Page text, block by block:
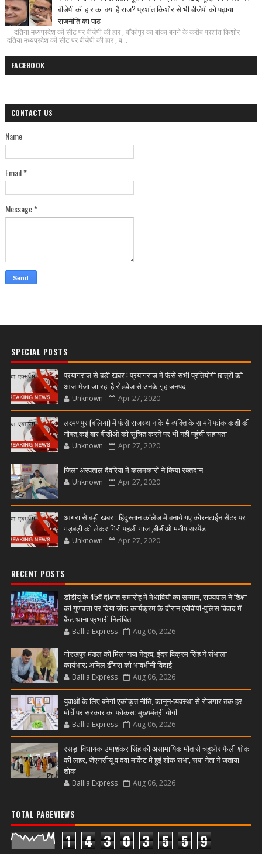
बीजेपी की हार का क्या है राज? प्रशांत किशोर से भी बीजेपी को पढ़ाया
राजनीति का पाठ
दतिया मध्यप्रदेश की सीट पर बीजेपी की हार , बाँकीपुर का बांका बनने के करीब प्रशांत किशोर
दतिया मध्यप्रदेश की सीट पर बीजेपी की हार , ब...
FACEBOOK
CONTACT US
Name
Email*
Message*
SPECIAL POSTS
प्रयागराज से बड़ी खबर : प्रयागराज में फंसे सभी प्रतियोगी छात्रों को
आज भेजा जा रहा है रोडवेज से उनके गृह जनपद
Unknown Apr 27, 2020
लक्ष्मणपुर (बलिया) में फंसे राजस्थान के 4 व्यक्ति के सामने फांकाकशी की
नौबत,कई बार बीडीओ को सूचित करने पर भी नही पहुंची सहायता
Unknown Apr 27, 2020
जिला अस्पताल देवरिया में कलमकारों ने किया रक्तदान
Unknown Apr 27, 2020
आगरा से बड़ी खबर : हिंदुस्तान कॉलेज में बनाये गए कोरनटाईन सेंटर पर
गड़बड़ी को लेकर गिरी पहली गाज ,बीडीओ मनीष सस्पेंड
Unknown Apr 27, 2020
RECENT POSTS
डीडीयू के 45वें दीक्षांत समारोह में मेधावियों का सम्मान, राज्यपाल ने शिक्षा
की गुणवत्ता पर दिया जोर; कार्यक्रम के दौरान एबीवीपी-पुलिस विवाद में
कैंट थाना प्रभारी निलंबित
Ballia Express Aug 06, 2026
गोरखपुर मंडल को मिला नया नेतृत्व, इंद्र विक्रम सिंह ने संभाला
कार्यभार; अनिल ढींगरा को भावभीनी विदाई
Ballia Express Aug 06, 2026
युवाओं के लिए बनेगी एकीकृत नीति, कानून-व्यवस्था से रोजगार तक हर
मोर्चे पर सरकार का फोकस: मुख्यमंत्री योगी
Ballia Express Aug 06, 2026
रसड़ा विधायक उमाशंकर सिंह की असामायिक मौत से चहुओर फैली शोक
की लहर, जेएनसीयू व दवा मार्केट मे हुई शोक सभा, सपा नेता ने जताया
शोक
Ballia Express Aug 06, 2026
TOTAL PAGEVIEWS
1 4 3 0 3 5 5 9